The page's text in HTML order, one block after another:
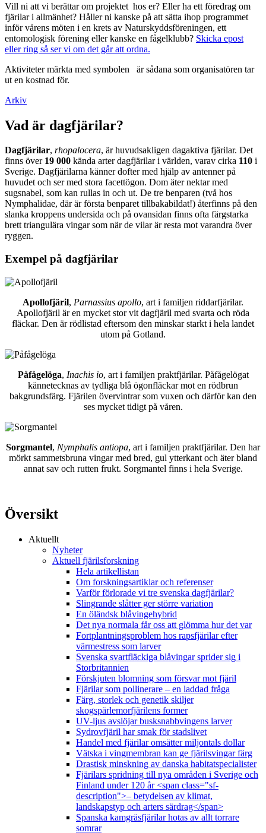
Vill ni att vi berättar om projektet hos er? Eller ha ett föredrag om
fjärilar i allmänhet? Håller ni kanske på att sätta ihop programmet
inför vårens möten i en krets av Naturskyddsföreningen, ett
entomologisk förening eller kanske en fågelklubb? Skicka epost
eller ring så ser vi om det går att ordna.
Aktiviteter märkta med symbolen
är sådana som organisatören tar
ut en kostnad för.
Arkiv
Vad är dagfjärilar?
Dagfjärilar, rhopalocera, är huvudsakligen dagaktiva fjärilar. Det
finns över 19 000 kända arter dagfjärilar i världen, varav cirka 110 i
Sverige. Dagfjärilarna känner dofter med hjälp av antenner på
huvudet och ser med stora facettögon. Dom äter nektar med
sugsnabel, som kan rullas in och ut. De tre benparen (två hos
Nymphalidae, där är första benparet tillbakabildat!) återfinns på den
slanka kroppens undersida och på ovansidan finns ofta färgstarka
brett triangulära vingar som när de vilar är resta mot varandra över
ryggen.
Exempel på dagfjärilar
Apollofjäril, Parnassius apollo, art i familjen riddarfjärilar.
Apollofjäril är en mycket stor vit dagfjäril med svarta och röda
fläckar. Den är rödlistad eftersom den minskar starkt i hela landet
utom på Gotland.
Påfågelöga, Inachis io, art i familjen praktfjärilar. Påfågelögat
kännetecknas av tydliga blå ögonfläckar mot en rödbrun
bakgrundsfärg. Fjärilen övervintrar som vuxen och därför kan den
ses mycket tidigt på våren.
Sorgmantel, Nymphalis antiopa, art i familjen praktfjärilar. Den har
mörkt sammetsbruna vingar med bred, gul ytterkant och äter bland
annat sav och rutten frukt. Sorgmantel finns i hela Sverige.
Översikt
Aktuellt
Nyheter
Aktuell fjärilsforskning
Hela artikellistan
Om forskningsartiklar och referenser
Varför förlorade vi tre svenska dagfjärilar?
Slingrande slåtter ger större variation
En öländsk blåvingehybrid
Det nya normala får oss att glömma hur det var
Fortplantningsproblem hos rapsfjärilar efter
värmestress som larver
Svenska svartfläckiga blåvingar sprider sig i
Storbritannien
Förskjuten blomning som försvar mot fjäril
Fjärilar som pollinerare – en laddad fråga
Färg, storlek och genetik skiljer
skogspärlemorfjärilens former
UV-ljus avslöjar busksnabbvingens larver
Sydrovfjäril har smak för stadslivet
Handel med fjärilar omsätter miljontals dollar
Vätska i vingmembran kan ge fjärilsvingar färg
Drastisk minskning av danska habitatspecialister
Fjärilars spridning till nya områden i Sverige och
Finland under 120 år <span class="sf-
description">– betydelsen av klimat,
landskapstyp och arters särdrag</span>
Spanska kamgräsfjärilar hotas av allt torrare
somrar